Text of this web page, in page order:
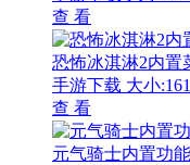
查 看
恐怖冰淇淋2内置
手游下载 大小
查 看
元气骑士内置功